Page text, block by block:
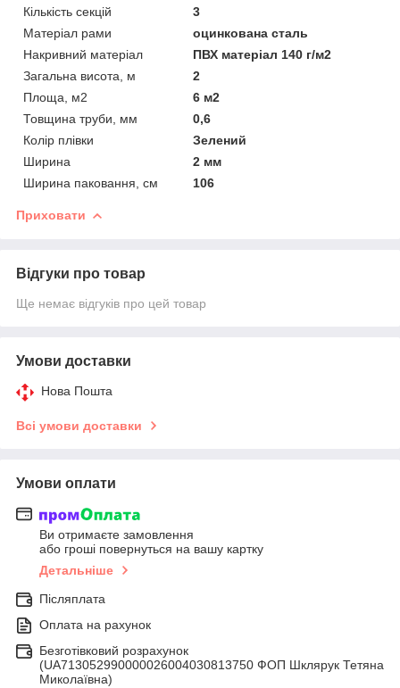
Кількість секцій
3
Матеріал рами
оцинкована сталь
Накривний матеріал
ПВХ матеріал 140 г/м2
Загальна висота, м
2
Площа, м2
6 м2
Товщина труби, мм
0,6
Колір плівки
Зелений
Ширина
2 мм
Ширина паковання, см
106
Приховати
Відгуки про товар
Ще немає відгуків про цей товар
Умови доставки
Нова Пошта
Всі умови доставки
Умови оплати
Ви отримаєте замовлення
або гроші повернуться на вашу картку
Детальніше
Післяплата
Оплата на рахунок
Безготівковий розрахунок
(UA713052990000026004030813750 ФОП Шклярук Тетяна
Миколаївна)